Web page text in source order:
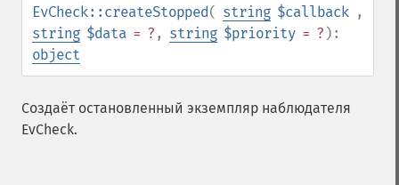
EvCheck::createStopped( string $callback ,
string $data = ? , string $priority = ? ):
object
Создаёт остановленный экземпляр наблюдателя
EvCheck.